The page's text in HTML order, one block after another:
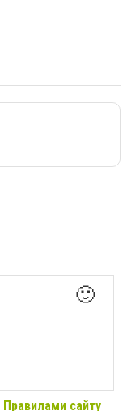
🙂
Правилами сайту